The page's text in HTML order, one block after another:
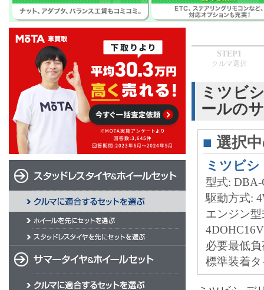
STEP1
クルマ選択
ミツビ
ールの
■ 選択
ミツビ
型式: DBA-
駆動方式:
エンジン
必要最低
標準装着タ